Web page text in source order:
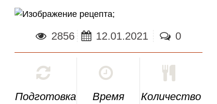
;
2856 12.01.2021 0
Подготовка
Время
Количество